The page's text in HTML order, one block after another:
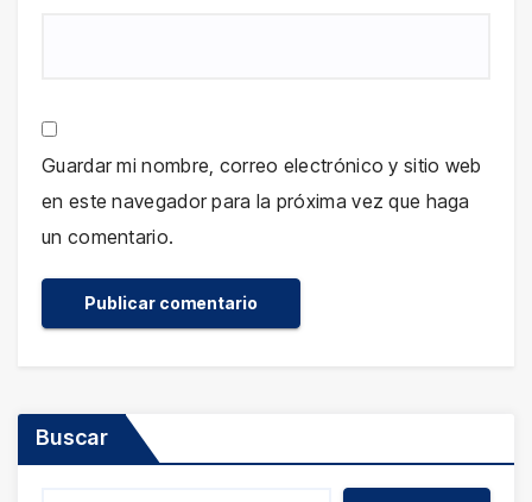
Guardar mi nombre, correo electrónico y sitio web
en este navegador para la próxima vez que haga
un comentario.
Buscar